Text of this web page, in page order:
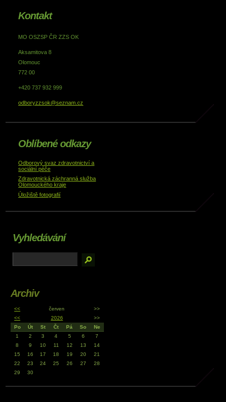
Kontakt
MO OSZSP ČR ZZS OK
Aksamitova 8
Olomouc
772 00
+420 737 932 999
odboryzzsok@seznam.cz
Oblíbené odkazy
Odborový svaz zdravotnictví a
sociální péče
Zdravotnická záchranná služba
Olomouckého kraje
Úložiště fotografií
Vyhledávání
Archiv
<< červen
>>
<<
2026
>>
Po
Út St Čt Pá So
Ne
1
2 3 4 5 6
7
8
9 10 11 12 13
14
15
16 17 18 19 20
21
22
23 24 25 26 27
28
29
30